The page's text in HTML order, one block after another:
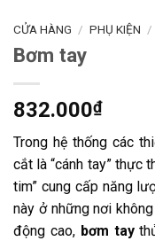
CỬA HÀNG / PHỤ KIỆN /
Bơm tay
832.000₫
Trong hệ thống các
cắt là “cánh tay” thực
tim” cung cấp năng
này ở những nơi
động cao, bơm tay